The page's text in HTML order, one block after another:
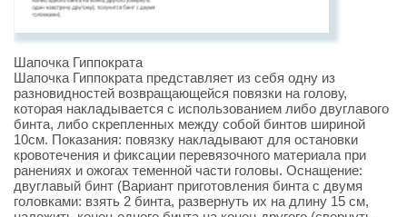
Шапочка Гиппократа
Шапочка Гиппократа представляет из себя одну из
разновидностей возвращающейся повязки на голову,
которая накладывается с использованием либо двуглавого
бинта, либо скрепленных между собой бинтов шириной
10см. Показания: повязку накладывают для остановки
кровотечения и фиксации перевязочного материала при
ранениях и ожогах теменной части головы. Оснащение:
двуглавый бинт (Вариант приготовления бинта с двумя
головками: взять 2 бинта, развернуть их на длину 15 см,